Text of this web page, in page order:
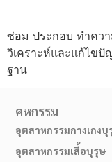
ซ่อม ประกอบ ทำคว
วิเคราะห์และแก้ไขปั
ฐาน
คหกรรม
อุตสาหกรรมกางเกงบุ
อุตสาหกรรมเสื้อบุรุษ